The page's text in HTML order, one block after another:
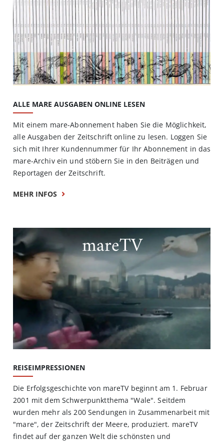
ALLE MARE AUSGABEN ONLINE LESEN
Mit einem mare-Abonnement haben Sie die Möglichkeit,
alle Ausgaben der Zeitschrift online zu lesen. Loggen Sie
sich mit Ihrer Kundennummer für Ihr Abonnement in das
mare-Archiv ein und stöbern Sie in den Beiträgen und
Reportagen der Zeitschrift.
MEHR INFOS
mareTV
REISEIMPRESSIONEN
Die Erfolgsgeschichte von mareTV beginnt am 1. Februar
2001 mit dem Schwerpunktthema "Wale". Seitdem
wurden mehr als 200 Sendungen in Zusammenarbeit mit
"mare", der Zeitschrift der Meere, produziert. mareTV
findet auf der ganzen Welt die schönsten und